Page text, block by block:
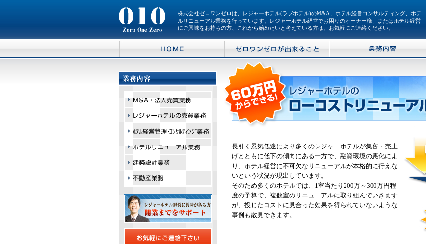
株式会社ゼロワンゼロは、 レジャーホテル(ラブホテル)のM&A 、ホテル経営コンサルティング 、ホテ
ルリニューアル業務を行っています。レジャーホテル経営でお困りのオーナー様、またはホテル経営
にご興味をお持ちの方、これから始めたいと考えている方は、お気軽にご連絡ください。
株式会社ゼロ
ワンゼロ 010
Zero One Zero
長引く景気低迷により多くのレジャーホテルが集客・売上
げとともに低下の傾向にある一方で、融資環境の悪化によ
り、ホテル経営に不可欠なリニューアルが本格的に行えな
いという状況が現出しています。
そのため多くのホテルでは、1室当たり200万～300万円程
度の予算で、複数室のリニューアルに取り組んでいきます
が、投じたコストに見合った効果を得られていないような
事例も散見できます。